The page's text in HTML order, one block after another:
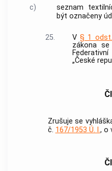
c)
seznam
být označeny
25. V§ 1
zákona se
„České
Zrušuje se
č. 167/1953 Ú. l., o